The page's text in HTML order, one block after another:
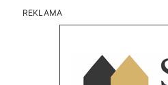
REKLAMA